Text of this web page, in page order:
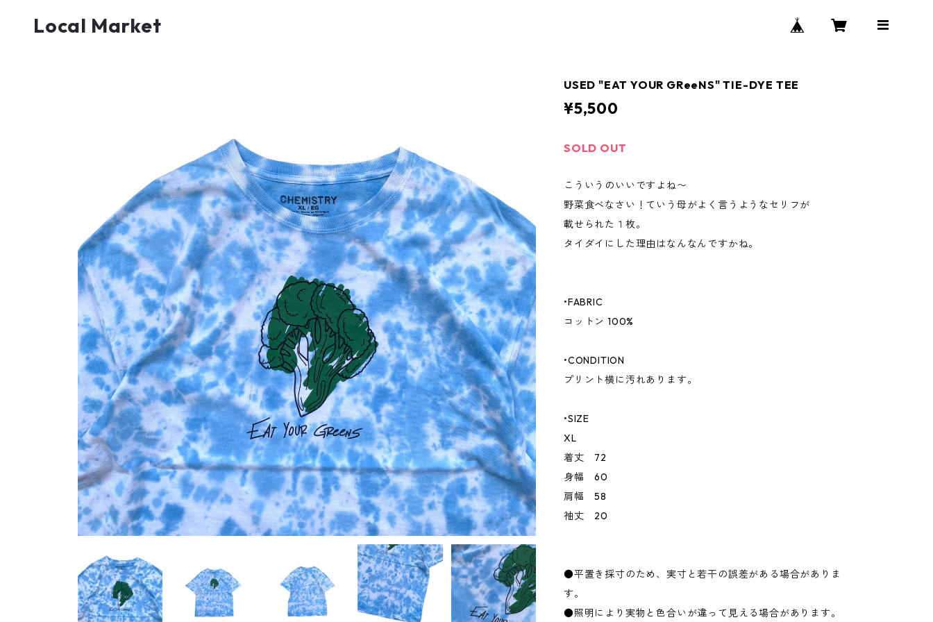
Local Market
USED "EAT YOUR GReeNS" TIE-DYE TEE
¥5,500
SOLD OUT
こういうのいいですよね〜
野菜食べなさい！ていう母がよく言うようなセリフが
載せられた１枚。
タイダイにした理由はなんなんですかね。
•FABRIC
コットン 100%
•CONDITION
プリント横に汚れあります。
•SIZE
XL
着丈 72
身幅 60
肩幅 58
袖丈 20
●平置き採寸のため、実寸と若干の誤差がある場合がありま
す。
●照明により実物と色合いが違って見える場合があります。